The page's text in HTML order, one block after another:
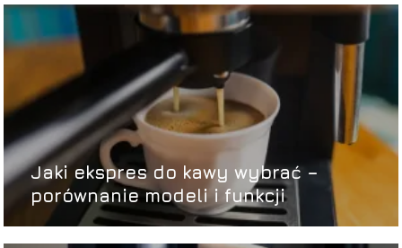
Jaki ekspres do kawy wybrać –
porównanie modeli i funkcji